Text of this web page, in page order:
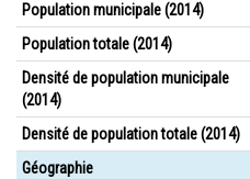
Population municipale (2014)
Population totale (2014)
Densité de population municipale
(2014)
Densité de population totale (2014)
Géographie